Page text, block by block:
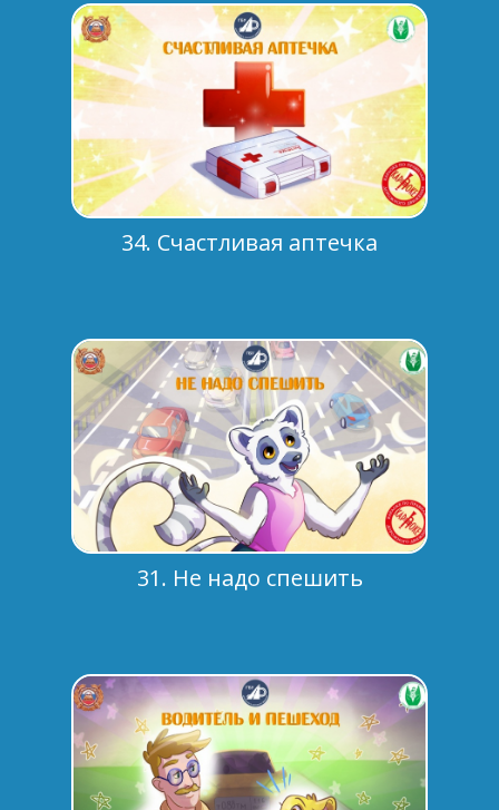
34. Счастливая аптечка
31. Не надо спешить